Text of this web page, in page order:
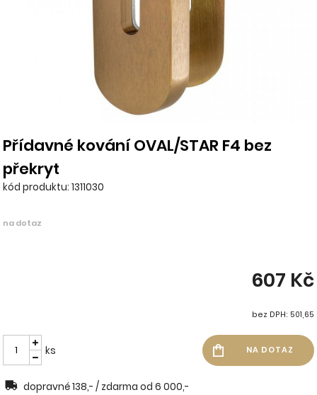
Přídavné kování OVAL/STAR F4 bez
překryt
kód produktu: 1311030
na dotaz
607 Kč
bez DPH: 501,65
ks
dopravné 138,- / zdarma od 6 000,-